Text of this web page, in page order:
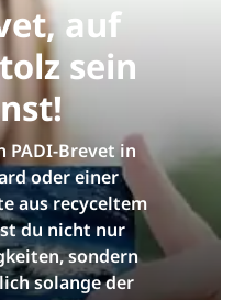
auf
sein
PADI-Brevet in
oder einer
aus recyceltem
du nicht nur
sondern
solange der